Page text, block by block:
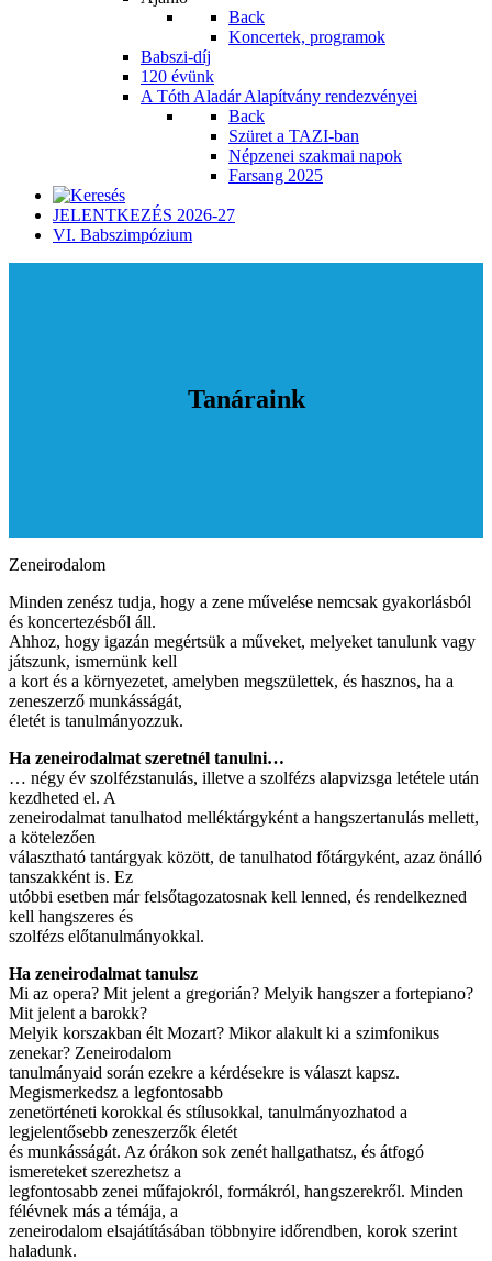
Back
Koncertek, programok
Babszi-díj
120 évünk
A Tóth Aladár Alapítvány rendezvényei
Back
Szüret a TAZI-ban
Népzenei szakmai napok
Farsang 2025
JELENTKEZÉS 2026-27
VI. Babszimpózium
Tanáraink
Zeneirodalom
Minden zenész tudja, hogy a zene művelése nemcsak gyakorlásból
és koncertezésből áll.
Ahhoz, hogy igazán megértsük a műveket, melyeket tanulunk vagy
játszunk, ismernünk kell
a kort és a környezetet, amelyben megszülettek, és hasznos, ha a
zeneszerző munkásságát,
életét is tanulmányozzuk.
Ha zeneirodalmat szeretnél tanulni…
… négy év szolfézstanulás, illetve a szolfézs alapvizsga letétele után
kezdheted el. A
zeneirodalmat tanulhatod melléktárgyként a hangszertanulás mellett,
a kötelezően
választható tantárgyak között, de tanulhatod főtárgyként, azaz önálló
tanszakként is. Ez
utóbbi esetben már felsőtagozatosnak kell lenned, és rendelkezned
kell hangszeres és
szolfézs előtanulmányokkal.
Ha zeneirodalmat tanulsz
Mi az opera? Mit jelent a gregorián? Melyik hangszer a fortepiano?
Mit jelent a barokk?
Melyik korszakban élt Mozart? Mikor alakult ki a szimfonikus
zenekar? Zeneirodalom
tanulmányaid során ezekre a kérdésekre is választ kapsz.
Megismerkedsz a legfontosabb
zenetörténeti korokkal és stílusokkal, tanulmányozhatod a
legjelentősebb zeneszerzők életét
és munkásságát. Az órákon sok zenét hallgathatsz, és átfogó
ismereteket szerezhetsz a
legfontosabb zenei műfajokról, formákról, hangszerekről. Minden
félévnek más a témája, a
zeneirodalom elsajátításában többnyire időrendben, korok szerint
haladunk.